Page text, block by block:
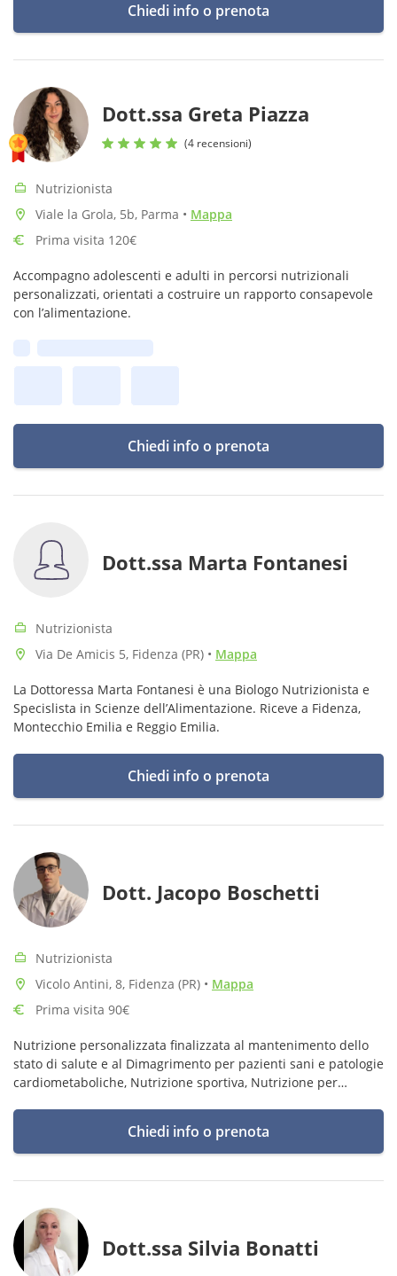
Chiedi info o prenota
Dott.ssa Greta Piazza
(4 recensioni)
Nutrizionista
Viale la Grola, 5b, Parma • Mappa
Prima visita 120€
Accompagno adolescenti e adulti in percorsi nutrizionali
personalizzati, orientati a costruire un rapporto consapevole
con l’alimentazione.
Chiedi info o prenota
Dott.ssa Marta Fontanesi
Nutrizionista
Via De Amicis 5, Fidenza (PR) • Mappa
La Dottoressa Marta Fontanesi è una Biologo Nutrizionista e
Specislista in Scienze dell’Alimentazione. Riceve a Fidenza,
Montecchio Emilia e Reggio Emilia.
Chiedi info o prenota
Dott. Jacopo Boschetti
Nutrizionista
Vicolo Antini, 8, Fidenza (PR) • Mappa
Prima visita 90€
Nutrizione personalizzata finalizzata al mantenimento dello
stato di salute e al Dimagrimento per pazienti sani e patologie
cardiometaboliche, Nutrizione sportiva, Nutrizione per
Chiedi info o prenota
Dott.ssa Silvia Bonatti